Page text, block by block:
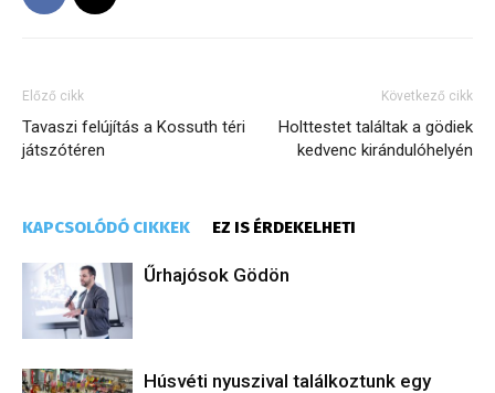
Előző cikk
Tavaszi felújítás a Kossuth téri
játszótéren
Következő cikk
Holttestet találtak a gödiek
kedvenc kirándulóhelyén
KAPCSOLÓDÓ CIKKEK EZ IS ÉRDEKELHETI
Űrhajósok Gödön
Húsvéti nyuszival találkoztunk egy